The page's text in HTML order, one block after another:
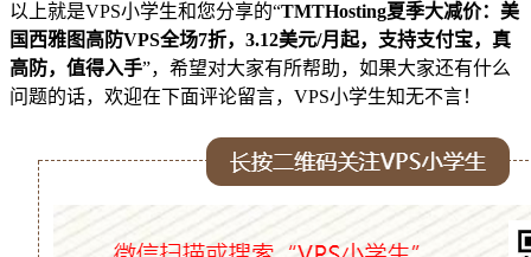
以上就是VPS小学生和您分享的“TMTHosting夏季大减价：美
国西雅图高防VPS全场7折，3.12美元/月起，支持支付宝，真
高防，值得入手”，希望对大家有所帮助，如果大家还有什么
问题的话，欢迎在下面评论留言，VPS小学生知无不言！